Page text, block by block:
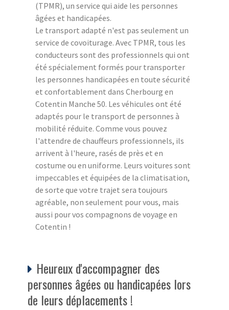
(TPMR), un service qui aide les personnes
âgées et handicapées.
Le transport adapté n'est pas seulement un
service de covoiturage. Avec TPMR, tous les
conducteurs sont des professionnels qui ont
été spécialement formés pour transporter
les personnes handicapées en toute sécurité
et confortablement dans Cherbourg en
Cotentin Manche 50. Les véhicules ont été
adaptés pour le transport de personnes à
mobilité réduite. Comme vous pouvez
l'attendre de chauffeurs professionnels, ils
arrivent à l'heure, rasés de près et en
costume ou en uniforme. Leurs voitures sont
impeccables et équipées de la climatisation,
de sorte que votre trajet sera toujours
agréable, non seulement pour vous, mais
aussi pour vos compagnons de voyage en
Cotentin !
Heureux d'accompagner des
personnes âgées ou handicapées lors
de leurs déplacements !